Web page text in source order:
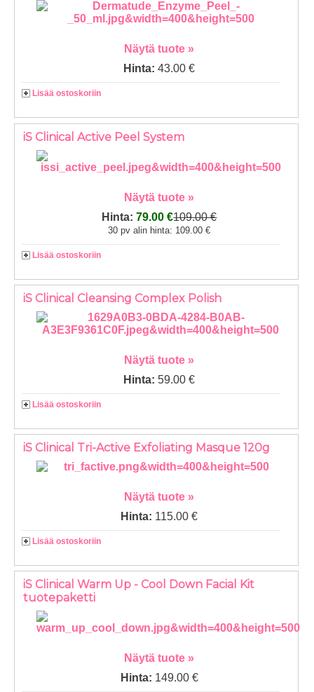
Näytä tuote »
Hinta:43.00 €
Lisää ostoskoriin
iS Clinical Active Peel System
Näytä tuote »
Hinta:79.00 €109.00 €
30 pv alin hinta: 109.00 €
Lisää ostoskoriin
iS Clinical Cleansing Complex Polish
Näytä tuote »
Hinta:59.00 €
Lisää ostoskoriin
iS Clinical Tri-Active Exfoliating Masque 120g
Näytä tuote »
Hinta: 115.00 €
Lisää ostoskoriin
iS Clinical Warm Up - Cool Down Facial Kit
tuotepaketti
Näytä tuote »
Hinta: 149.00 €